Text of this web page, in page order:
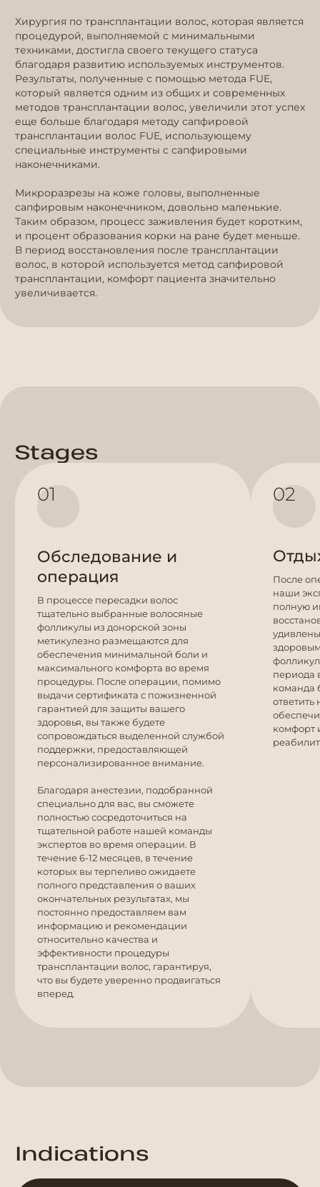
Хирургия по трансплантации волос, которая является
процедурой, выполняемой с минимальными
техниками, достигла своего текущего статуса
благодаря развитию используемых инструментов.
Результаты, полученные с помощью метода FUE,
который является одним из общих и современных
методов трансплантации волос, увеличили этот успех
еще больше благодаря методу сапфировой
трансплантации волос FUE, использующему
специальные инструменты с сапфировыми
наконечниками.
Микроразрезы на коже головы, выполненные
сапфировым наконечником, довольно маленькие.
Таким образом, процесс заживления будет коротким,
и процент образования корки на ране будет меньше.
В период восстановления после трансплантации
волос, в которой используется метод сапфировой
трансплантации, комфорт пациента значительно
увеличивается.
Stages
01
Обследование и
операция
В процессе пересадки волос
тщательно выбранные волосяные
фолликулы из донорской зоны
метикулезно размещаются для
обеспечения минимальной боли и
максимального комфорта во время
процедуры. После операции, помимо
выдачи сертификата с пожизненной
гарантией для защиты вашего
здоровья, вы также будете
сопровождаться выделенной службой
поддержки, предоставляющей
персонализированное внимание.
Благодаря анестезии, подобранной
специально для вас, вы сможете
полностью сосредоточиться на
тщательной работе нашей команды
экспертов во время операции. В
течение 6-12 месяцев, в течение
которых вы терпеливо ожидаете
полного представления о ваших
окончательных результатах, мы
постоянно предоставляем вам
информацию и рекомендации
относительно качества и
эффективности процедуры
трансплантации волос, гарантируя,
что вы будете уверенно продвигаться
вперед.
02
После
наши
полную
периода
команда
комфорт
Indications